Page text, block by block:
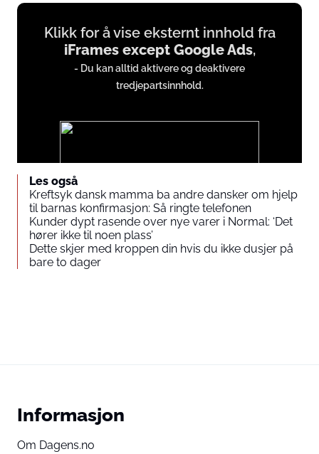
Display
contentKlikk for å vise eksternt innhold fra
iFrames except Google Ads,
- Du kan alltid aktivere og deaktivere
tredjepartsinnhold.
Du godtar å vise eksternt tredjepartsinnhold. Personopplysninger
kan bli sendt til leverandøren av innholdet og andre
tredjepartstjenester.
Les også
Kreftsyk dansk mamma ba andre dansker om hjelp
til barnas konfirmasjon: Så ringte telefonen
Kunder dypt rasende over nye varer i Normal: ‘Det
hører ikke til noen plass’
Dette skjer med kroppen din hvis du ikke dusjer på
bare to dager
Informasjon
Om Dagens.no